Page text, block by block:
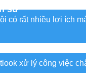
sư
có rất nhiều lợi ích
xử lý công việc